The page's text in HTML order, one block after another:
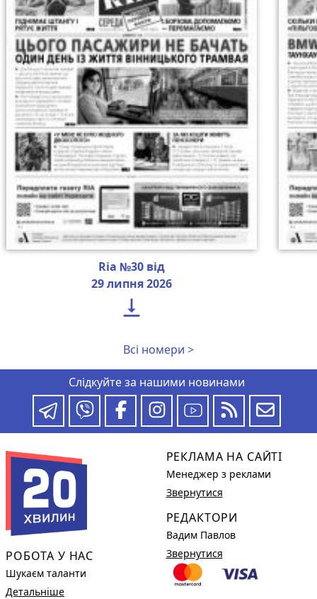
Ria №30 від
29 липня 2026

Всі номери >
Слідкуйте за нашими новинами
РОБОТА У НАС
Шукаєм таланти
Детальніше
РЕКЛАМА НА САЙТІ
Менеджер з реклами
Звернутися
РЕДАКТОРИ
Вадим Павлов
Звернутися